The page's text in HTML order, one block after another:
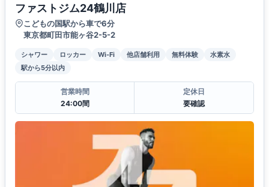
ファストジム24鶴川店
こどもの国駅から車で6分
東京都町田市能ヶ谷2-5-2
シャワー ロッカー Wi-Fi 他店舗利用 無料体験
水素水
駅から5分以内
営業時間
24:00間
定休日
要確認